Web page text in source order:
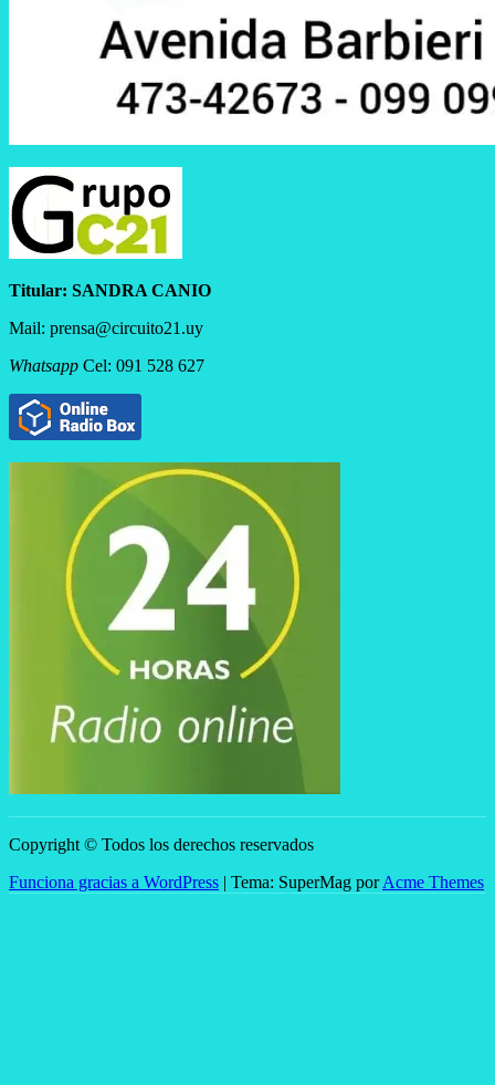
Titular: SANDRA CANIO
Mail: prensa@circuito21.uy
Whatsapp Cel: 091 528 627
Copyright © Todos los derechos reservados
Funciona gracias a WordPress
Tema: SuperMag porAcme Themes